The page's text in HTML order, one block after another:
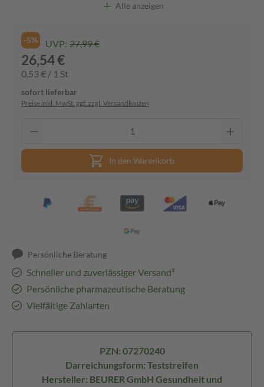
Alle anzeigen
-5% UVP: 27,99 €
26,54 €
0,53 € / 1 St
sofort lieferbar
Preise inkl. MwSt. ggf. zzgl. Versandkosten
In den Warenkorb
Persönliche Beratung
Schneller und zuverlässiger Versand³
Persönliche pharmazeutische Beratung
Vielfältige Zahlarten
PZN: 07270240
Darreichungsform: Teststreifen
Hersteller: BEURER GmbH Gesundheit und